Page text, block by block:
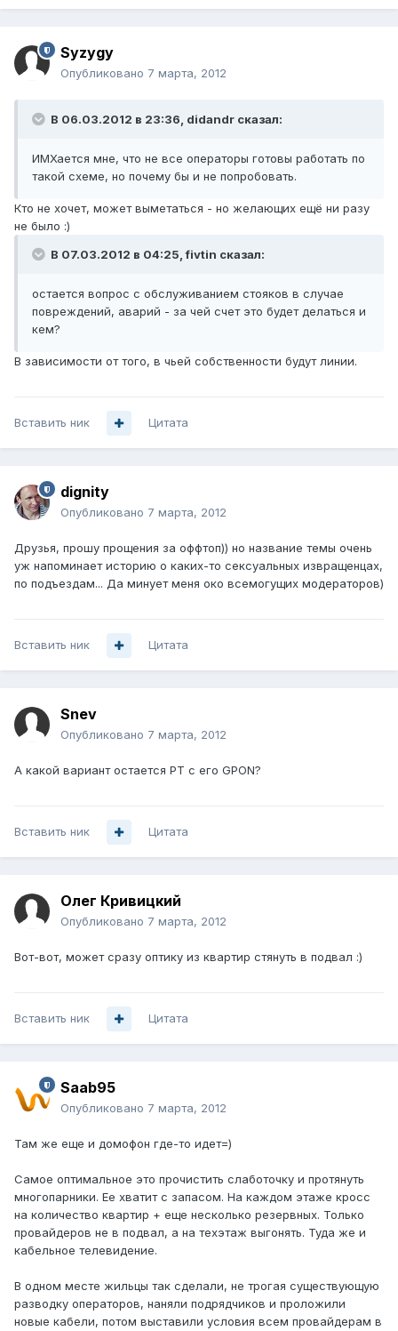
Syzygy
Опубликовано 7 марта, 2012
В 06.03.2012 в 23:36, didandr сказал:
ИМХается мне, что не все операторы готовы работать по
такой схеме, но почему бы и не попробовать.
Кто не хочет, может выметаться - но желающих ещё ни разу
не было :)
В 07.03.2012 в 04:25, fivtin сказал:
остается вопрос с обслуживанием стояков в случае
повреждений, аварий - за чей счет это будет делаться и
кем?
В зависимости от того, в чьей собственности будут линии.
Вставить ник Цитата
dignity
Опубликовано 7 марта, 2012
Друзья, прошу прощения за оффтоп)) но название темы очень
уж напоминает историю о каких-то сексуальных извращенцах,
по подъездам... Да минует меня око всемогущих модераторов)
Вставить ник Цитата
Snev
Опубликовано 7 марта, 2012
А какой вариант остается РТ с его GPON?
Вставить ник Цитата
Олег Кривицкий
Опубликовано 7 марта, 2012
Вот-вот, может сразу оптику из квартир стянуть в подвал :)
Вставить ник Цитата
Saab95
Опубликовано 7 марта, 2012
Там же еще и домофон где-то идет=)
Самое оптимальное это прочистить слаботочку и протянуть
многопарники. Ее хватит с запасом. На каждом этаже кросс
на количество квартир + еще несколько резервных. Только
провайдеров не в подвал, а на техэтаж выгонять. Туда же и
кабельное телевидение.
В одном месте жильцы так сделали, не трогая существующую
разводку операторов, наняли подрядчиков и проложили
новые кабели, потом выставили условия всем провайдерам в